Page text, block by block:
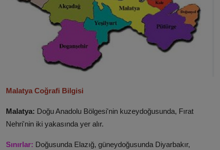
Malatya Coğrafi Bilgisi
Malatya: Doğu Anadolu Bölgesi'nin kuzeydoğusunda, Fırat
Nehri'nin iki yakasında yer alır.
Sınırlar: Doğusunda Elazığ, güneydoğusunda Diyarbakır,